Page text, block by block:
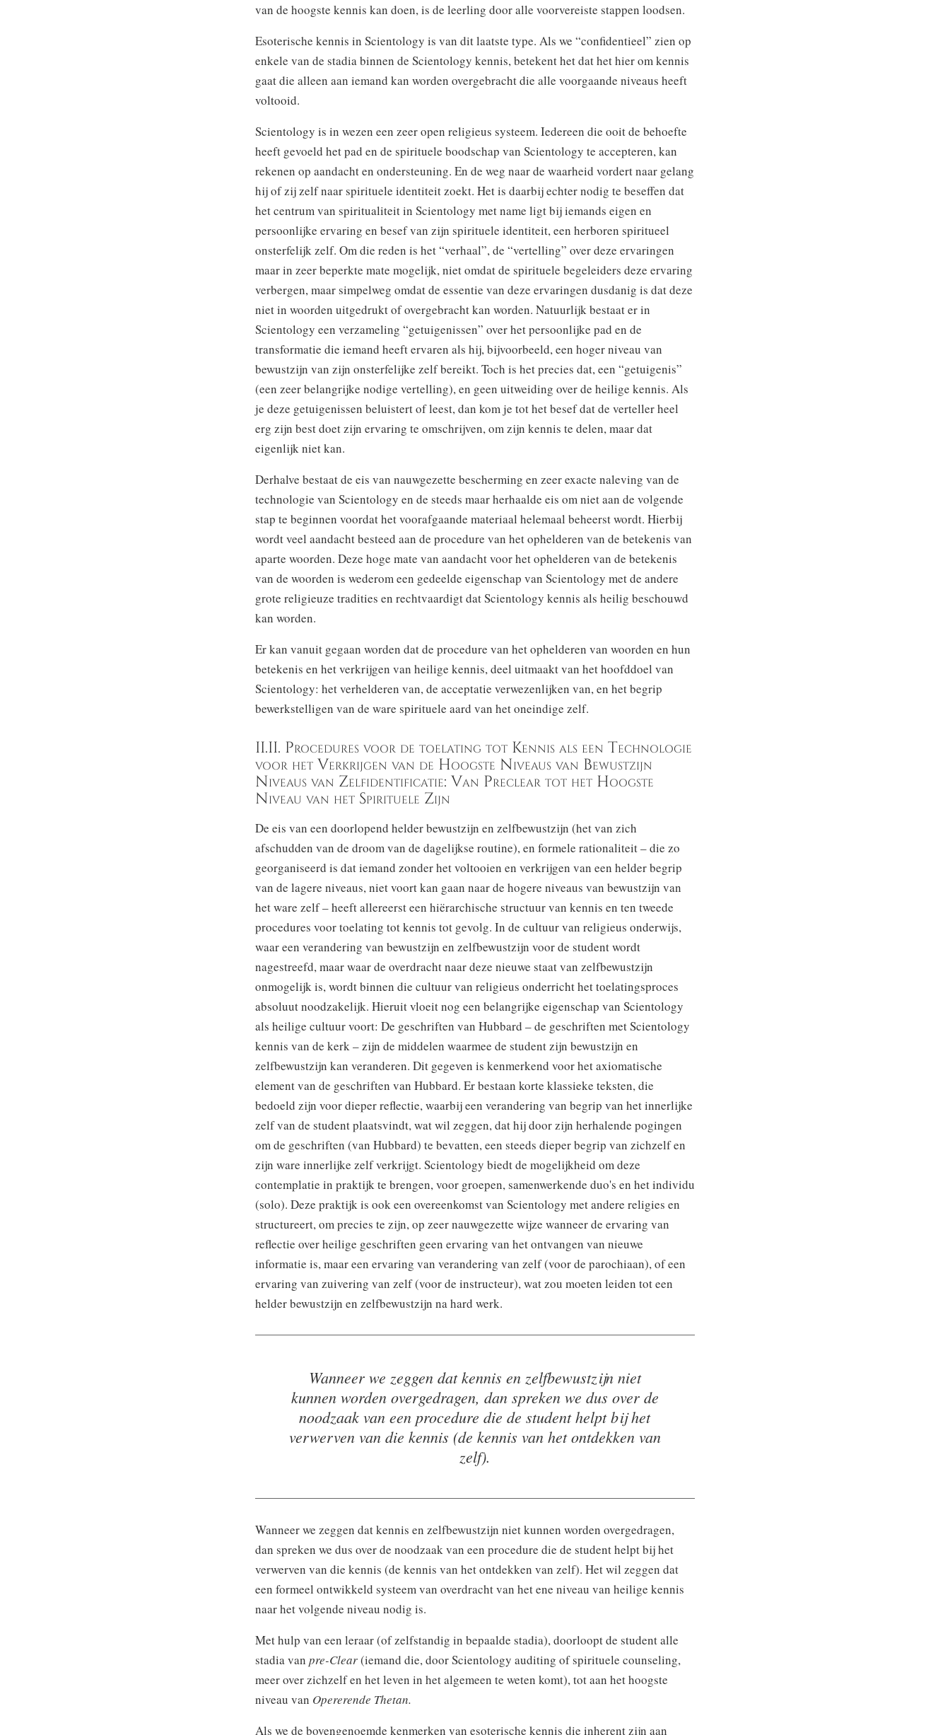
van de hoogste kennis kan doen, is de leerling door alle voorvereiste stappen loodsen.
Esoterische kennis in Scientology is van dit laatste type. Als we “confidentieel” zien op
enkele van de stadia binnen de Scientology kennis, betekent het dat het hier om kennis
gaat die alleen aan iemand kan worden overgebracht die alle voorgaande niveaus heeft
voltooid.
Scientology is in wezen een zeer open religieus systeem. Iedereen die ooit de behoefte
heeft gevoeld het pad en de spirituele boodschap van Scientology te accepteren, kan
rekenen op aandacht en ondersteuning. En de weg naar de waarheid vordert naar gelang
hij of zij zelf naar spirituele identiteit zoekt. Het is daarbij echter nodig te beseffen dat
het centrum van spiritualiteit in Scientology met name ligt bij iemands eigen en
persoonlijke ervaring en besef van zijn spirituele identiteit, een herboren spiritueel
onsterfelijk zelf. Om die reden is het “verhaal”, de “vertelling” over deze ervaringen
maar in zeer beperkte mate mogelijk, niet omdat de spirituele begeleiders deze ervaring
verbergen, maar simpelweg omdat de essentie van deze ervaringen dusdanig is dat deze
niet in woorden uitgedrukt of overgebracht kan worden. Natuurlijk bestaat er in
Scientology een verzameling “getuigenissen” over het persoonlijke pad en de
transformatie die iemand heeft ervaren als hij, bijvoorbeeld, een hoger niveau van
bewustzijn van zijn onsterfelijke zelf bereikt. Toch is het precies dat, een “getuigenis”
(een zeer belangrijke nodige vertelling), en geen uitweiding over de heilige kennis. Als
je deze getuigenissen beluistert of leest, dan kom je tot het besef dat de verteller heel
erg zijn best doet zijn ervaring te omschrijven, om zijn kennis te delen, maar dat
eigenlijk niet kan.
Derhalve bestaat de eis van nauwgezette bescherming en zeer exacte naleving van de
technologie van Scientology en de steeds maar herhaalde eis om niet aan de volgende
stap te beginnen voordat het voorafgaande materiaal helemaal beheerst wordt. Hierbij
wordt veel aandacht besteed aan de procedure van het ophelderen van de betekenis van
aparte woorden. Deze hoge mate van aandacht voor het ophelderen van de betekenis
van de woorden is wederom een gedeelde eigenschap van Scientology met de andere
grote religieuze tradities en rechtvaardigt dat Scientology kennis als heilig beschouwd
kan worden.
Er kan vanuit gegaan worden dat de procedure van het ophelderen van woorden en hun
betekenis en het verkrijgen van heilige kennis, deel uitmaakt van het hoofddoel van
Scientology: het verhelderen van, de acceptatie verwezenlijken van, en het begrip
bewerkstelligen van de ware spirituele aard van het oneindige zelf.
II.II. Procedures voor de toelating tot Kennis als een Technologie
voor het Verkrijgen van de Hoogste Niveaus van Bewustzijn
Niveaus van Zelfidentificatie: Van Preclear tot het Hoogste
Niveau van het Spirituele Zijn
De eis van een doorlopend helder bewustzijn en zelfbewustzijn (het van zich
afschudden van de droom van de dagelijkse routine), en formele rationaliteit – die zo
georganiseerd is dat iemand zonder het voltooien en verkrijgen van een helder begrip
van de lagere niveaus, niet voort kan gaan naar de hogere niveaus van bewustzijn van
het ware zelf – heeft allereerst een hiërarchische structuur van kennis en ten tweede
procedures voor toelating tot kennis tot gevolg. In de cultuur van religieus onderwijs,
waar een verandering van bewustzijn en zelfbewustzijn voor de student wordt
nagestreefd, maar waar de overdracht naar deze nieuwe staat van zelfbewustzijn
onmogelijk is, wordt binnen die cultuur van religieus onderricht het toelatingsproces
absoluut noodzakelijk. Hieruit vloeit nog een belangrijke eigenschap van Scientology
als heilige cultuur voort: De geschriften van Hubbard – de geschriften met Scientology
kennis van de kerk – zijn de middelen waarmee de student zijn bewustzijn en
zelfbewustzijn kan veranderen. Dit gegeven is kenmerkend voor het axiomatische
element van de geschriften van Hubbard. Er bestaan korte klassieke teksten, die
bedoeld zijn voor dieper reflectie, waarbij een verandering van begrip van het innerlijke
zelf van de student plaatsvindt, wat wil zeggen, dat hij door zijn herhalende pogingen
om de geschriften (van Hubbard) te bevatten, een steeds dieper begrip van zichzelf en
zijn ware innerlijke zelf verkrijgt. Scientology biedt de mogelijkheid om deze
contemplatie in praktijk te brengen, voor groepen, samenwerkende duo's en het individu
(solo). Deze praktijk is ook een overeenkomst van Scientology met andere religies en
structureert, om precies te zijn, op zeer nauwgezette wijze wanneer de ervaring van
reflectie over heilige geschriften geen ervaring van het ontvangen van nieuwe
informatie is, maar een ervaring van verandering van zelf (voor de parochiaan), of een
ervaring van zuivering van zelf (voor de instructeur), wat zou moeten leiden tot een
helder bewustzijn en zelfbewustzijn na hard werk.
Wanneer we zeggen dat kennis en zelfbewustzijn niet
kunnen worden overgedragen, dan spreken we dus over de
noodzaak van een procedure die de student helpt bij het
verwerven van die kennis (de kennis van het ontdekken van
zelf).
Wanneer we zeggen dat kennis en zelfbewustzijn niet kunnen worden overgedragen,
dan spreken we dus over de noodzaak van een procedure die de student helpt bij het
verwerven van die kennis (de kennis van het ontdekken van zelf). Het wil zeggen dat
een formeel ontwikkeld systeem van overdracht van het ene niveau van heilige kennis
naar het volgende niveau nodig is.
Met hulp van een leraar (of zelfstandig in bepaalde stadia), doorloopt de student alle
stadia van pre-Clear(iemand die, door Scientology auditing of spirituele counseling,
meer over zichzelf en het leven in het algemeen te weten komt), tot aan het hoogste
niveau van Opererende Thetan.
Als we de bovengenoemde kenmerken van esoterische kennis die inherent zijn aan